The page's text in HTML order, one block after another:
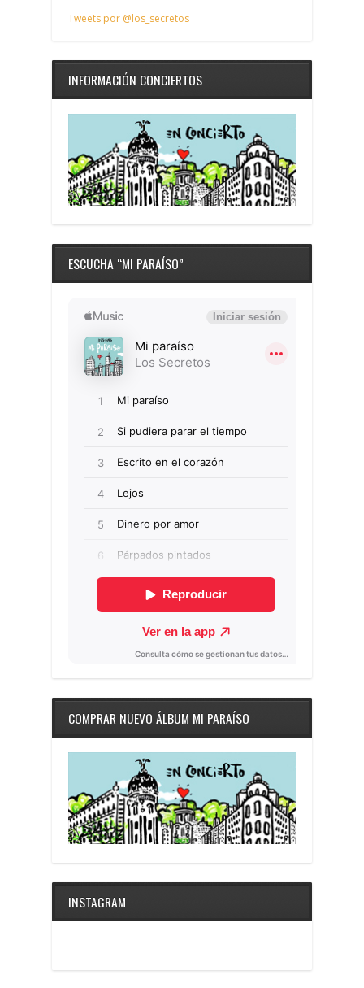
Tweets por @los_secretos
INFORMACIÓN CONCIERTOS
ESCUCHA “MI PARAÍSO”
COMPRAR NUEVO ÁLBUM MI PARAÍSO
INSTAGRAM